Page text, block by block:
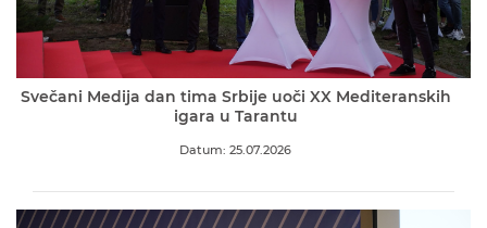
Svečani Medija dan tima Srbije uoči XX Mediteranskih
igara u Tarantu
Datum: 25.07.2026